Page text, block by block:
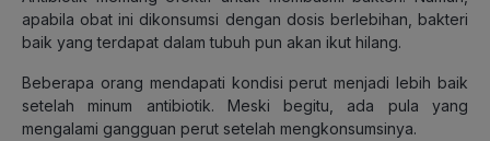
apabila obat ini dikonsumsi dengan dosis berlebihan, bakteri
baik yang terdapat dalam tubuh pun akan ikut hilang.
Beberapa orang mendapati kondisi perut menjadi lebih baik
setelah minum antibiotik. Meski begitu, ada pula yang
mengalami gangguan perut setelah mengkonsumsinya.